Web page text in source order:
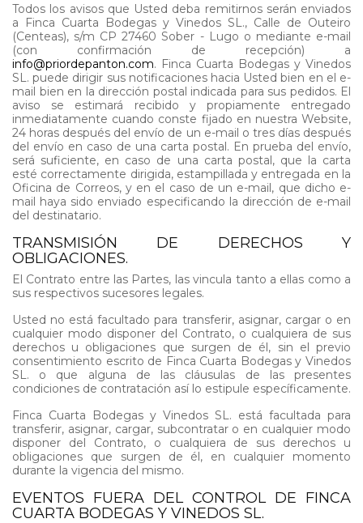
Todos los avisos que Usted deba remitirnos serán enviados
a Finca Cuarta Bodegas y Vinedos SL., Calle de Outeiro
(Centeas), s/m CP 27460 Sober - Lugo o mediante e-mail
(con confirmación de recepción) a
info@priordepanton.com. Finca Cuarta Bodegas y Vinedos
SL. puede dirigir sus notificaciones hacia Usted bien en el e-
mail bien en la dirección postal indicada para sus pedidos. El
aviso se estimará recibido y propiamente entregado
inmediatamente cuando conste fijado en nuestra Website,
24 horas después del envío de un e-mail o tres días después
del envío en caso de una carta postal. En prueba del envío,
será suficiente, en caso de una carta postal, que la carta
esté correctamente dirigida, estampillada y entregada en la
Oficina de Correos, y en el caso de un e-mail, que dicho e-
mail haya sido enviado especificando la dirección de e-mail
del destinatario.
TRANSMISIÓN DE DERECHOS Y
OBLIGACIONES.
El Contrato entre las Partes, las vincula tanto a ellas como a
sus respectivos sucesores legales.
Usted no está facultado para transferir, asignar, cargar o en
cualquier modo disponer del Contrato, o cualquiera de sus
derechos u obligaciones que surgen de él, sin el previo
consentimiento escrito de Finca Cuarta Bodegas y Vinedos
SL. o que alguna de las cláusulas de las presentes
condiciones de contratación así lo estipule específicamente.
Finca Cuarta Bodegas y Vinedos SL. está facultada para
transferir, asignar, cargar, subcontratar o en cualquier modo
disponer del Contrato, o cualquiera de sus derechos u
obligaciones que surgen de él, en cualquier momento
durante la vigencia del mismo.
EVENTOS FUERA DEL CONTROL DE FINCA
CUARTA BODEGAS Y VINEDOS SL.